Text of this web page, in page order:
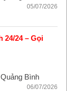
05/07/2026
24/24 – Gọi
Bình
06/07/2026